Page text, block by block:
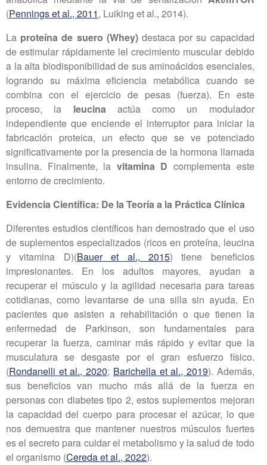
(Pennings et al., 2011, Luiking et al., 2014).
La proteína de suero (Whey)destaca por su capacidad
de estimular rápidamente lel crecimiento muscular debido
a la alta biodisponibilidad de sus aminoácidos esenciales,
logrando su máxima eficiencia metabólica cuando se
combina con el ejercicio de pesas (fuerza). En este
proceso, la leucinaactúa como un modulador
independiente que enciende el interruptor para iniciar la
fabricación proteica, un efecto que se ve potenciado
significativamente por la presencia de la hormona llamada
insulina. Finalmente, la vitamina D complementa este
entorno de crecimiento.
Evidencia Científica: De la Teoría a la Práctica Clínica
Diferentes estudios científicos han demostrado que el uso
de suplementos especializados (ricos en proteína, leucina
y vitamina D)(Bauer et al., 2015) tiene beneficios
impresionantes. En los adultos mayores, ayudan a
recuperar el músculo y la agilidad necesaria para tareas
cotidianas, como levantarse de una silla sin ayuda. En
pacientes que asisten a rehabilitación o que tienen la
enfermedad de Parkinson, son fundamentales para
recuperar la fuerza, caminar más rápido y evitar que la
musculatura se desgaste por el gran esfuerzo físico.
(Rondanelli et al., 2020; Barichella et al., 2019). Además,
sus beneficios van mucho más allá de la fuerza en
personas con diabetes tipo 2, estos suplementos mejoran
la capacidad del cuerpo para procesar el azúcar, lo que
nos demuestra que mantener nuestros músculos fuertes
es el secreto para cuidar el metabolismo y la salud de todo
el organismo (Cereda et al., 2022).